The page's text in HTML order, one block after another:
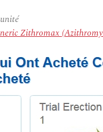
Zithromax